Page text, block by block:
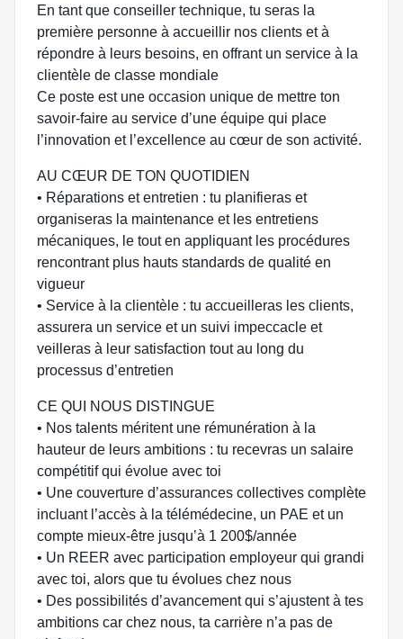
En tant que conseiller technique, tu seras la
première personne à accueillir nos clients et à
répondre à leurs besoins, en offrant un service à la
clientèle de classe mondiale
Ce poste est une occasion unique de mettre ton
savoir-faire au service d’une équipe qui place
l’innovation et l’excellence au cœur de son activité.
AU CŒUR DE TON QUOTIDIEN
• Réparations et entretien : tu planifieras et
organiseras la maintenance et les entretiens
mécaniques, le tout en appliquant les procédures
rencontrant plus hauts standards de qualité en
vigueur
• Service à la clientèle : tu accueilleras les clients,
assurera un service et un suivi impeccacle et
veilleras à leur satisfaction tout au long du
processus d’entretien
CE QUI NOUS DISTINGUE
• Nos talents méritent une rémunération à la
hauteur de leurs ambitions : tu recevras un salaire
compétitif qui évolue avec toi
• Une couverture d’assurances collectives complète
incluant l’accès à la télémédecine, un PAE et un
compte mieux-être jusqu’à 1 200$/année
• Un REER avec participation employeur qui grandi
avec toi, alors que tu évolues chez nous
• Des possibilités d’avancement qui s’ajustent à tes
ambitions car chez nous, ta carrière n’a pas de